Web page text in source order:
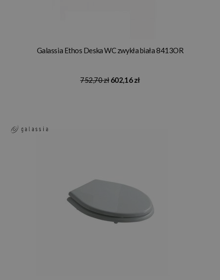
Galassia Ethos Deska WC zwykła biała 8413OR
752,70 zł 602,16 zł